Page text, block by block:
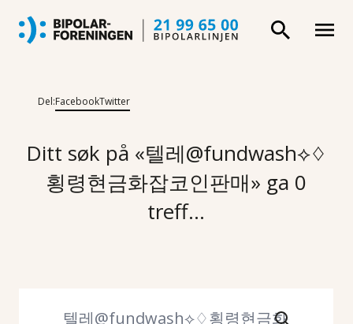
Del:FacebookTwitter
Ditt søk på «텔레@fundwash⟡♢
횡령현금화잡코인판매» ga 0
treff...